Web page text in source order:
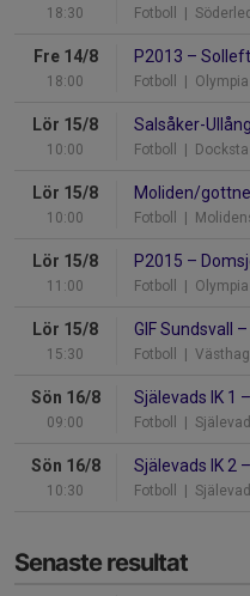
18:30 Fotboll |
Fre 14/8
18:00
P2013 –
Fotboll | Olympia
Lör 15/8
10:00
Salsåker-
Fotboll | Docksta
Lör 15/8
10:00
Moliden/gottne
Fotboll |
Lör 15/8
11:00
P2015 –
Fotboll |
Lör 15/8
15:30
GIF Sundsvall –
Fotboll |
Sön 16/8
09:00
Själevads IK 1 –
Fotboll |
Sön 16/8
10:30
Själevads IK 2 –
Fotboll |
Senaste resultat